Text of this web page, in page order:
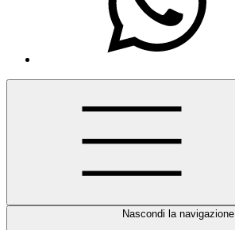
Nascondi la navigazione